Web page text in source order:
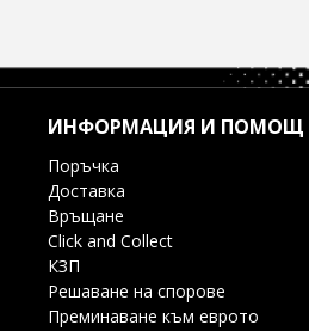
ИНФОРМАЦИЯ И ПОМОЩ
Поръчка
Доставка
Връщане
Click and Collect
КЗП
Решаване на спорове
Преминаване към еврото